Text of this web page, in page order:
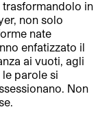
trasformandolo in
non solo
nate
enfatizzato il
ai vuoti, agli
parole si
Non